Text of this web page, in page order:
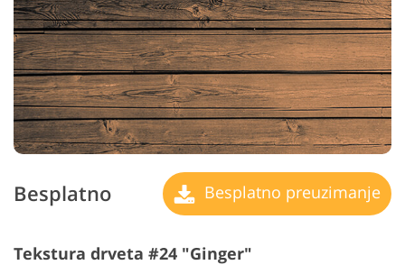
Besplatno Besplatno preuzimanje
Tekstura drveta #24 "Ginger"